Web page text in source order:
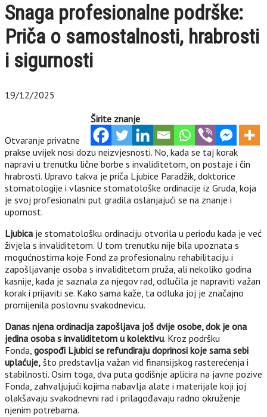
Snaga profesionalne podrške:
Priča o samostalnosti, hrabrosti
i sigurnosti
19/12/2025
Širite znanje
Otvaranje privatne
prakse uvijek nosi dozu neizvjesnosti. No, kada se taj korak
napravi u trenutku lične borbe s invaliditetom, on postaje i čin
hrabrosti. Upravo takva je priča Ljubice Paradžik, doktorice
stomatologije i vlasnice stomatološke ordinacije iz Gruda, koja
je svoj profesionalni put gradila oslanjajući se na znanje i
upornost.
Ljubica je stomatološku ordinaciju otvorila u periodu kada je već
živjela s invaliditetom. U tom trenutku nije bila upoznata s
mogućnostima koje Fond za profesionalnu rehabilitaciju i
zapošljavanje osoba s invaliditetom pruža, ali nekoliko godina
kasnije, kada je saznala za njegov rad, odlučila je napraviti važan
korak i prijaviti se. Kako sama kaže, ta odluka joj je značajno
promijenila poslovnu svakodnevicu.
Danas njena ordinacija zapošljava još dvije osobe, dok je ona
jedina osoba s invaliditetom u kolektivu. Kroz podršku
Fonda, gospođi Ljubici se refundiraju doprinosi koje sama sebi
uplaćuje, što predstavlja važan vid finansijskog rasterećenja i
stabilnosti. Osim toga, dva puta godišnje aplicira na javne pozive
Fonda, zahvaljujući kojima nabavlja alate i materijale koji joj
olakšavaju svakodnevni rad i prilagođavaju radno okruženje
njenim potrebama.